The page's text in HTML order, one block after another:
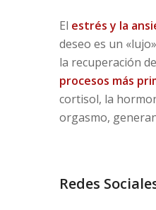
El estrés y la
deseo es un
la recuperación
procesos más
cortisol, la
orgasmo,
Redes